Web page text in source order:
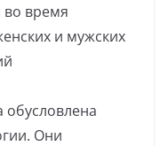
время
и мужских
Они